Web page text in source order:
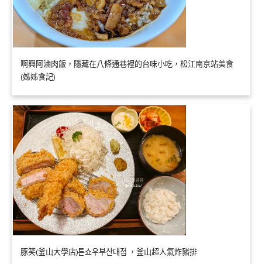
啊興阿滷肉飯，隱藏在八條通巷裡的台味小吃，松江南京站美食
(姊姊食記)
豚笑(釜山大學店)톤쇼우부산대점 ，釜山超人氣炸豬排